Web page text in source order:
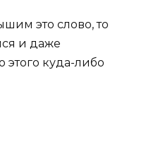
это слово, то
и даже
этого куда-либо